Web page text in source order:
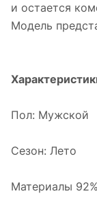
и остается
Модель
Пол: Мужской
Сезон: Лето
Материалы